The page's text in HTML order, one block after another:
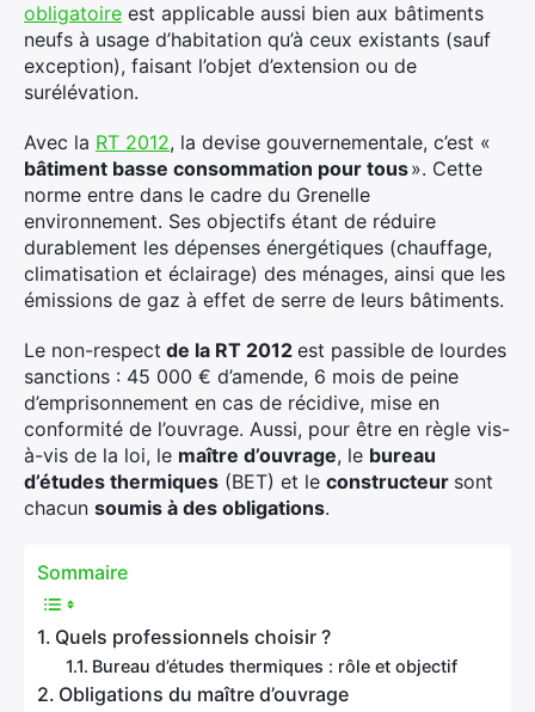
obligatoire est applicable aussi bien aux bâtiments
neufs à usage d’habitation qu’à ceux existants (sauf
exception), faisant l’objet d’extension ou de
surélévation.
Avec la RT 2012, la devise gouvernementale, c’est «
bâtiment basse consommation pour tous». Cette
norme entre dans le cadre du Grenelle
environnement. Ses objectifs étant de réduire
durablement les dépenses énergétiques (chauffage,
climatisation et éclairage) des ménages, ainsi que les
émissions de gaz à effet de serre de leurs bâtiments.
Le non-respect de la RT 2012 est passible de lourdes
sanctions : 45 000 € d’amende, 6 mois de peine
d’emprisonnement en cas de récidive, mise en
conformité de l’ouvrage. Aussi, pour être en règle vis-
à-vis de la loi, le maître d’ouvrage, le bureau
d’études thermiques (BET) et le constructeur sont
chacun soumis à des obligations.
Sommaire
Quels professionnels choisir ?
Bureau d’études thermiques : rôle et objectif
Obligations du maître d’ouvrage